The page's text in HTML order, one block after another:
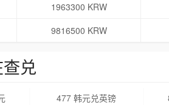
1963300 KRW
9816500 KRW
兑
477 韩元兑英镑